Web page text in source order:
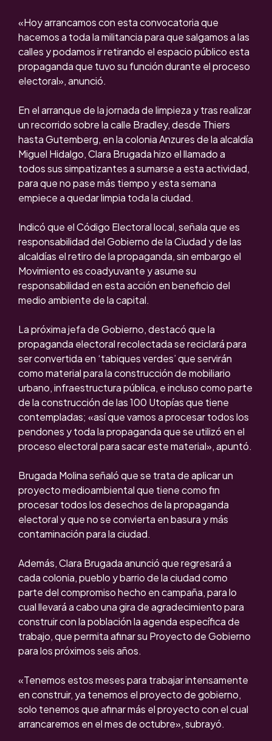
«Hoy arrancamos con esta convocatoria que
hacemos a toda la militancia para que salgamos a las
calles y podamos ir retirando el espacio público esta
propaganda que tuvo su función durante el proceso
electoral», anunció.
En el arranque de la jornada de limpieza y tras realizar
un recorrido sobre la calle Bradley, desde Thiers
hasta Gutemberg, en la colonia Anzures de la alcaldía
Miguel Hidalgo, Clara Brugada hizo el llamado a
todos sus simpatizantes a sumarse a esta actividad,
para que no pase más tiempo y esta semana
empiece a quedar limpia toda la ciudad.
Indicó que el Código Electoral local, señala que es
responsabilidad del Gobierno de la Ciudad y de las
alcaldías el retiro de la propaganda, sin embargo el
Movimiento es coadyuvante y asume su
responsabilidad en esta acción en beneficio del
medio ambiente de la capital.
La próxima jefa de Gobierno, destacó que la
propaganda electoral recolectada se reciclará para
ser convertida en ‘tabiques verdes’ que servirán
como material para la construcción de mobiliario
urbano, infraestructura pública, e incluso como parte
de la construcción de las 100 Utopías que tiene
contempladas; «así que vamos a procesar todos los
pendones y toda la propaganda que se utilizó en el
proceso electoral para sacar este material», apuntó.
Brugada Molina señaló que se trata de aplicar un
proyecto medioambiental que tiene como fin
procesar todos los desechos de la propaganda
electoral y que no se convierta en basura y más
contaminación para la ciudad.
Además, Clara Brugada anunció que regresará a
cada colonia, pueblo y barrio de la ciudad como
parte del compromiso hecho en campaña, para lo
cual llevará a cabo una gira de agradecimiento para
construir con la población la agenda específica de
trabajo, que permita afinar su Proyecto de Gobierno
para los próximos seis años.
«Tenemos estos meses para trabajar intensamente
en construir, ya tenemos el proyecto de gobierno,
solo tenemos que afinar más el proyecto con el cual
arrancaremos en el mes de octubre», subrayó.